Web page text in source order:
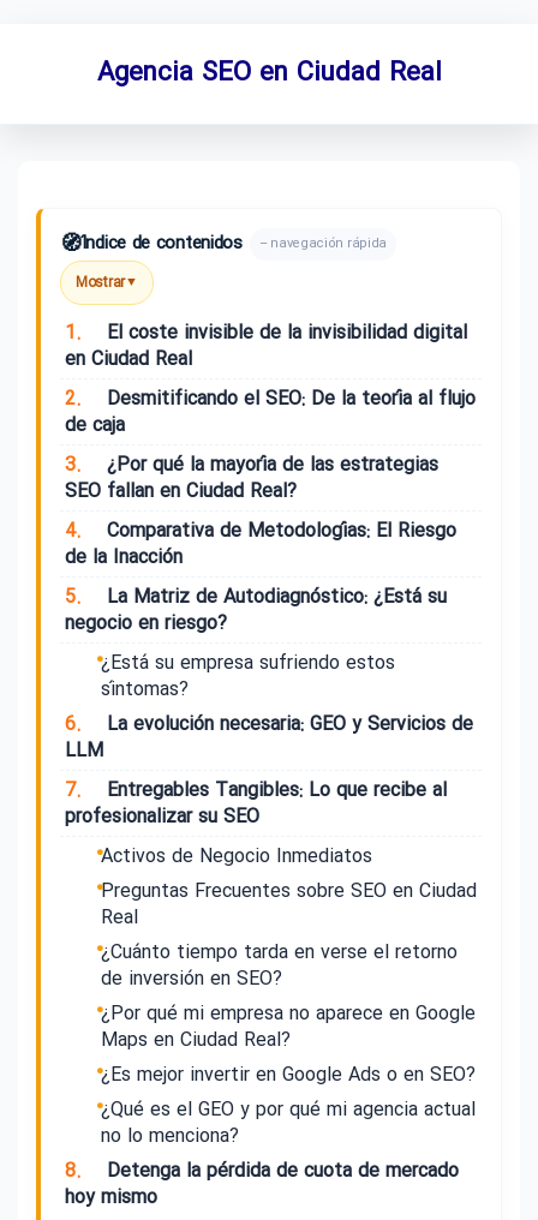
Agencia SEO en Ciudad Real
🧭Índice de contenidos – navegación rápida
Mostrar▼
1.
El coste invisible de la invisibilidad digital
en Ciudad Real
2.
Desmitificando el SEO: De la teoría al flujo
de caja
3.
¿Por qué la mayoría de las estrategias
SEO fallan en Ciudad Real?
4.
Comparativa de Metodologías: El Riesgo
de la Inacción
5.
La Matriz de Autodiagnóstico: ¿Está su
negocio en riesgo?
¿Está su empresa sufriendo estos
síntomas?
6.
La evolución necesaria: GEO y Servicios de
LLM
7.
Entregables Tangibles: Lo que recibe al
profesionalizar su SEO
Activos de Negocio Inmediatos
Preguntas Frecuentes sobre SEO en Ciudad
Real
¿Cuánto tiempo tarda en verse el retorno
de inversión en SEO?
¿Por qué mi empresa no aparece en Google
Maps en Ciudad Real?
¿Es mejor invertir en Google Ads o en SEO?
¿Qué es el GEO y por qué mi agencia actual
no lo menciona?
8.
Detenga la pérdida de cuota de mercado
hoy mismo